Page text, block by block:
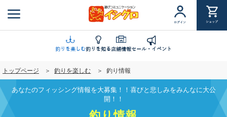
ン
に
移
ログイン ショップ
釣りを楽しむ釣りを知る店舗情報セール・イベント
トップページ 釣りを楽しむ 釣り情報
あなたのフィッシング情報を大募集！！喜びと悲しみをみんなに大公
開！！